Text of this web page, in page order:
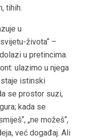
tihih.
u
života“ –
u pretincima.
ulazimo u njega
istinski
se prostor suzi,
kada se
„ne možeš“,
već događaj. Ali